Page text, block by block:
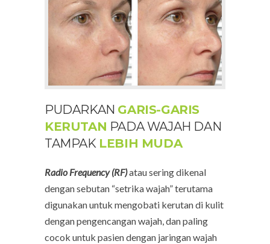
PUDARKAN GARIS-GARIS
KERUTAN PADA WAJAH DAN
TAMPAK LEBIH MUDA
Radio Frequency (RF)atau sering dikenal
dengan sebutan “setrika wajah” terutama
digunakan untuk mengobati kerutan di kulit
dengan pengencangan wajah, dan paling
cocok untuk pasien dengan jaringan wajah